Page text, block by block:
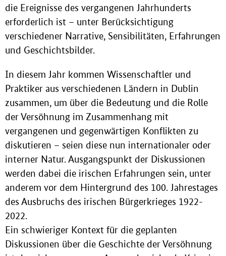
die Ereignisse des vergangenen Jahrhunderts
erforderlich ist – unter Berücksichtigung
verschiedener Narrative, Sensibilitäten, Erfahrungen
und Geschichtsbilder.
In diesem Jahr kommen Wissenschaftler und
Praktiker aus verschiedenen Ländern in Dublin
zusammen, um über die Bedeutung und die Rolle
der Versöhnung im Zusammenhang mit
vergangenen und gegenwärtigen Konflikten zu
diskutieren – seien diese nun internationaler oder
interner Natur. Ausgangspunkt der Diskussionen
werden dabei die irischen Erfahrungen sein, unter
anderem vor dem Hintergrund des 100. Jahrestages
des Ausbruchs des irischen Bürgerkrieges 1922-
2022.
Ein schwieriger Kontext für die geplanten
Diskussionen über die Geschichte der Versöhnung